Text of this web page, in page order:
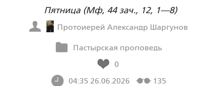
Пятница (Мф, 44 зач., 12, 1—8)
Протоиерей Александр Шаргунов
Пастырская проповедь
0
04:35 26.06.2026
135